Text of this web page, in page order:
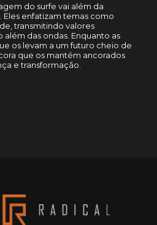
do surfe vai além da
enfatizam temas como
transmitindo valores
das ondas. Enquanto as
os levam a um futuro cheio de
que os mantém ancorados
e transformação.